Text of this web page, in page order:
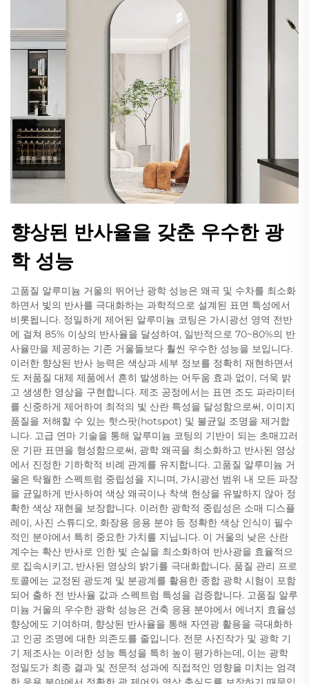
향상된 반사율을 갖춘 우수한 광
학 성능
고품질 알루미늄 거울의 뛰어난 광학 성능은 왜곡 및 수차를 최소화
하면서 빛의 반사를 극대화하는 과학적으로 설계된 표면 특성에서
비롯됩니다. 정밀하게 제어된 알루미늄 코팅은 가시광선 영역 전반
에 걸쳐 85% 이상의 반사율을 달성하여, 일반적으로 70~80%의 반
사율만을 제공하는 기존 거울들보다 훨씬 우수한 성능을 보입니다.
이러한 향상된 반사 능력은 색상과 세부 정보를 정확히 재현하면서
도 저품질 대체 제품에서 흔히 발생하는 어두움 효과 없이, 더욱 밝
고 생생한 영상을 구현합니다. 제조 공정에서는 표면 조도 파라미터
를 신중하게 제어하여 최적의 빛 산란 특성을 달성함으로써, 이미지
품질을 저해할 수 있는 핫스팟(hotspot) 및 불균일 조명을 제거합
니다. 고급 연마 기술을 통해 알루미늄 코팅의 기반이 되는 초매끄러
운 기판 표면을 형성함으로써, 광학 왜곡을 최소화하고 반사된 영상
에서 진정한 기하학적 비례 관계를 유지합니다. 고품질 알루미늄 거
울은 탁월한 스펙트럼 중립성을 지니며, 가시광선 범위 내 모든 파장
을 균일하게 반사하여 색상 왜곡이나 착색 현상을 유발하지 않아 정
확한 색상 재현을 보장합니다. 이러한 광학적 중립성은 소매 디스플
레이, 사진 스튜디오, 화장용 응용 분야 등 정확한 색상 인식이 필수
적인 분야에서 특히 중요한 가치를 지닙니다. 이 거울의 낮은 산란
계수는 확산 반사로 인한 빛 손실을 최소화하여 반사광을 효율적으
로 집속시키고, 반사된 영상의 밝기를 극대화합니다. 품질 관리 프로
토콜에는 교정된 광도계 및 분광계를 활용한 종합 광학 시험이 포함
되어 출하 전 반사율 값과 스펙트럼 특성을 검증합니다. 고품질 알루
미늄 거울의 우수한 광학 성능은 건축 응용 분야에서 에너지 효율성
향상에도 기여하며, 향상된 반사율을 통해 자연광 활용을 극대화하
고 인공 조명에 대한 의존도를 줄입니다. 전문 사진작가 및 광학 기
기 제조사는 이러한 성능 특성을 특히 높이 평가하는데, 이는 광학
정밀도가 최종 결과 및 전문적 성과에 직접적인 영향을 미치는 엄격